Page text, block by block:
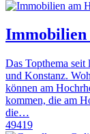
Immobilien
Das Topthema seit
und Konstanz.
können am
kommen, die am
die…
49419